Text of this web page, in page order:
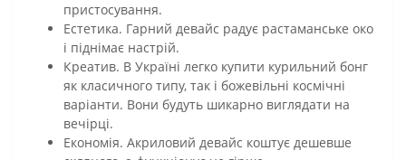
пристосування.
Естетика. Гарний девайс радує растаманське око
і піднімає настрій.
Креатив. В Україні легко купити курильний бонг
як класичного типу, так і божевільні космічні
варіанти. Вони будуть шикарно виглядати на
вечірці.
Економія. Акриловий девайс коштує дешевше